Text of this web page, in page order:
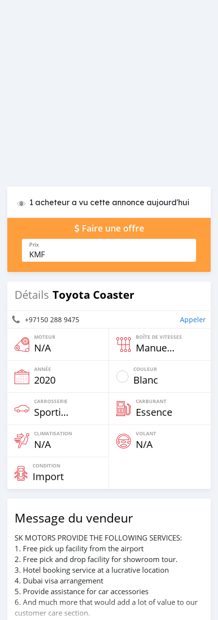
1 acheteur a vu cette annonce aujourd'hui
Faire une offre
Prix
KMF
Détails Toyota Coaster
+97150 288 9475 Appeler
MOTEUR
N/A
BOÎTE DE VITESSES
Manuelle
ANNÉE
2020
COULEUR
Blanc
CARROSSERIE
Sportive‒Coupé
CARBURANT
Essence
CLIMATISATION
N/A
VOLANT
N/A
CONDITION
Import
Message du vendeur
SK MOTORS PROVIDE THE FOLLOWING SERVICES:
1. Free pick up facility from the airport
2. Free pick and drop facility for showroom tour.
3. Hotel booking service at a lucrative location
4. Dubai visa arrangement
5. Provide assistance for car accessories
6. And much more that would add a lot of value to our
customer care section.